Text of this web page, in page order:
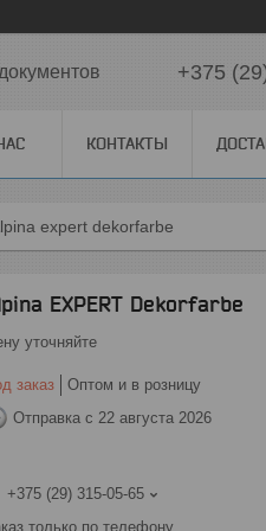
+375
КОНТАКТЫ
expert dekorfarbe
EXPERT Dekorfarbe
уточняйте
заказ
Оптом и в розницу
Отправка с 22 августа 2026
+375 (29) 315-05-65
только по телефону